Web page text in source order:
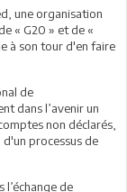
une organisation
« G20 » et de «
à son tour d'en faire
de
dans l’avenir un
non déclarés,
processus de
l’échange de